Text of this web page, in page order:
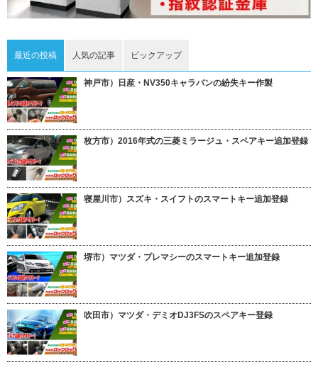
最近の投稿 人気の記事 ピックアップ
神戸市）日産・NV350キャラバンの紛失キー作製
枚方市）2016年式の三菱ミラージュ・スペアキー追加登録
寝屋川市）スズキ・スイフトのスマートキー追加登録
堺市）マツダ・プレマシーのスマートキー追加登録
吹田市）マツダ・デミオDJ3FSのスペアキー登録